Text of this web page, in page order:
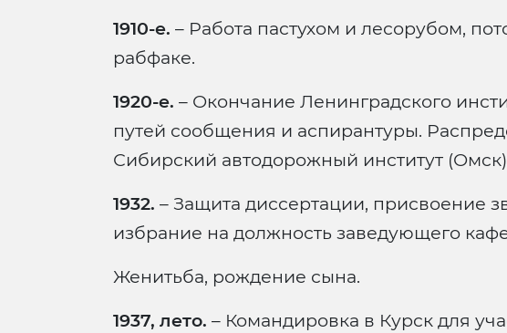
1910-е. – Работа пастухом и лесорубом,
рабфаке.
1920-е. – Окончание Ленинградского
путей сообщения и аспирантуры.
Сибирский автодорожный институт
1932. – Защита диссертации, присвоение
избрание на должность заведующего
Женитьба, рождение сына.
1937, лето. – Командировка в Курск для